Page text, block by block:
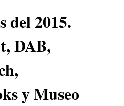
del 2015.
DAB,
y Museo